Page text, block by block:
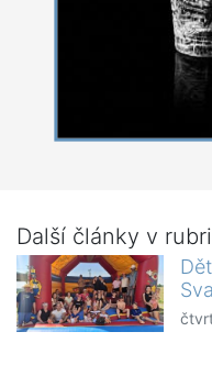
Další články v